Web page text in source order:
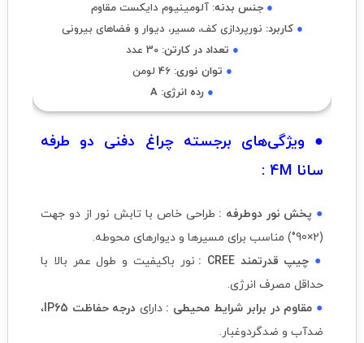
● جنس بدنه: آلومینیوم دایکست مقاوم
●کاربرد: نورپردازی کف، مسیر، دیوار و فضاهای بیرونی
● تعداد در کارتن: 30 عدد
● توان نوری: 46 لومن
● رده انرژی:
● ویژگی‌های برجسته چراغ دفنی دو طرفه
سانا 4M :
● پخش نور دوطرفه : طراحی خاص با تابش نور از دو جهت
(2×90°) مناسب برای مسیرها و دیوارهای محوطه.
● چیپ قدرتمند CREE :
نور باکیفیت و طول عمر بالا با
حداقل مصرف انرژی.
● مقاوم در برابر شرایط محیطی : دارای درجه حفاظت IP65
،
ضدآب و ضدگردوغبار.